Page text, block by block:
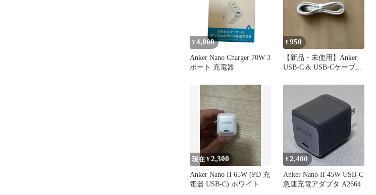
¥ 4,000
Anker Nano Charger 70W 3
ポート 充電器
¥950
【新品・未使用】Anker
USB-C & USB-Cケーブル
現在 ¥2,300
Anker Nano II 65W (PD 充
電器 USB-C) ホワイト
¥2,400
Anker Nano II 45W USB-C
急速充電アダプタ A2664